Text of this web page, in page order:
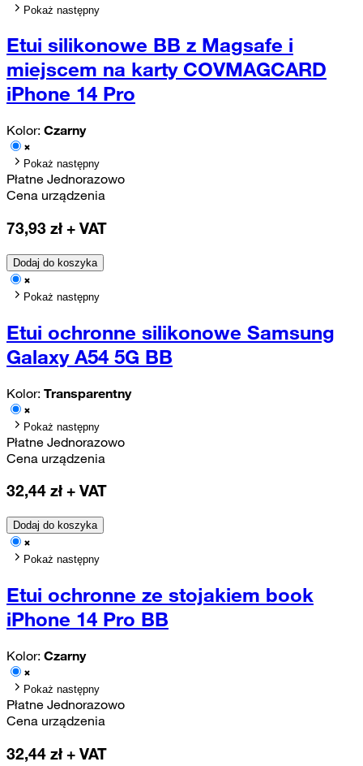
Pokaż następny
Etui silikonowe BB z Magsafe i
miejscem na karty COVMAGCARD
iPhone 14 Pro
Kolor: Czarny
Pokaż następny
Płatne Jednorazowo
Cena urządzenia
73,93 zł + VAT
Dodaj do koszyka
Pokaż następny
Etui ochronne silikonowe Samsung
Galaxy A54 5G BB
Kolor: Transparentny
Pokaż następny
Płatne Jednorazowo
Cena urządzenia
32,44 zł + VAT
Dodaj do koszyka
Pokaż następny
Etui ochronne ze stojakiem book
iPhone 14 Pro BB
Kolor: Czarny
Pokaż następny
Płatne Jednorazowo
Cena urządzenia
32,44 zł + VAT